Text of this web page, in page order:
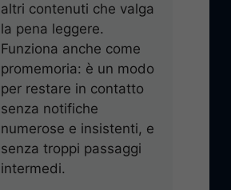
altri contenuti che valga
la pena leggere.
Funziona anche come
promemoria: è un modo
per restare in contatto
senza notifiche
numerose e insistenti, e
senza troppi passaggi
intermedi.